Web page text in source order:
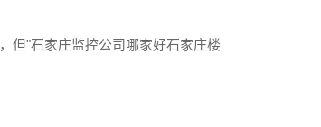
但"石家庄监控公司哪家好石家庄楼